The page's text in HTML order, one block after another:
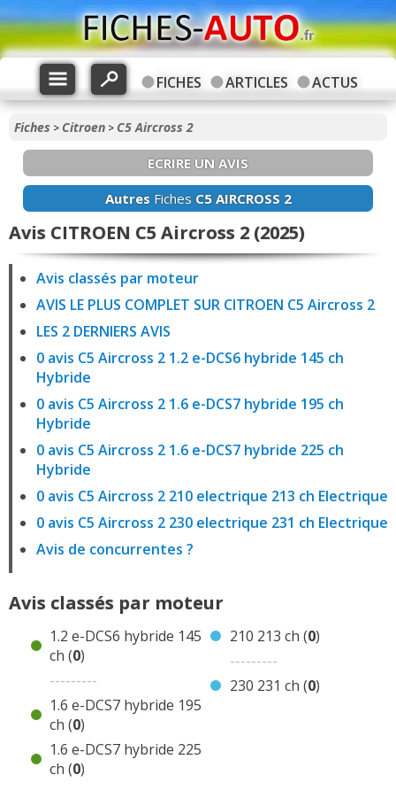
FICHES ARTICLES ACTUS
Fiches > Citroen > C5 Aircross 2
ECRIRE UN AVIS
AutresFiches C5 AIRCROSS 2
Avis CITROEN C5 Aircross 2 (2025)
Avis classés par moteur
AVIS LE PLUS COMPLET SUR CITROEN C5 Aircross 2
LES 2 DERNIERS AVIS
0 avis C5 Aircross 2 1.2 e-DCS6 hybride 145 ch
Hybride
0 avis C5 Aircross 2 1.6 e-DCS7 hybride 195 ch
Hybride
0 avis C5 Aircross 2 1.6 e-DCS7 hybride 225 ch
Hybride
0 avis C5 Aircross 2 210 electrique 213 ch Electrique
0 avis C5 Aircross 2 230 electrique 231 ch Electrique
Avis de concurrentes ?
Avis classés par moteur
1.2 e-DCS6 hybride 145
ch (0)
---------
1.6 e-DCS7 hybride 195
ch (0)
1.6 e-DCS7 hybride 225
ch (0)
210 213 ch (0)
---------
230 231 ch (0)